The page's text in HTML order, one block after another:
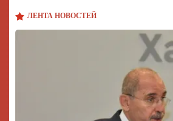
ЛЕНТА НОВОСТЕЙ